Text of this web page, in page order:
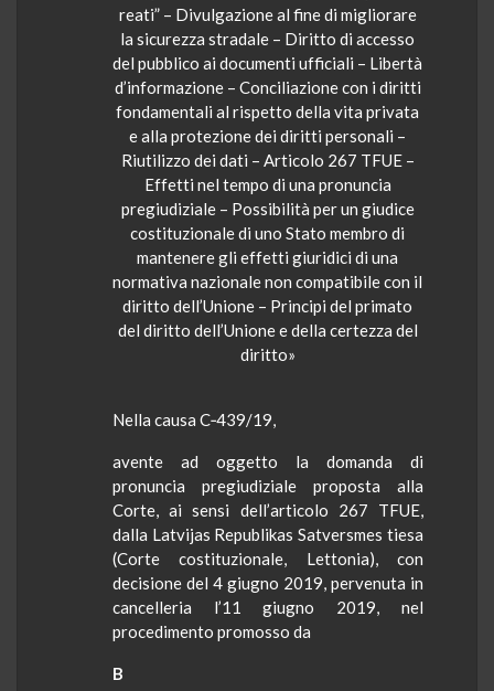
reati” – Divulgazione al fine di migliorare
la sicurezza stradale – Diritto di accesso
del pubblico ai documenti ufficiali – Libertà
d’informazione – Conciliazione con i diritti
fondamentali al rispetto della vita privata
e alla protezione dei diritti personali –
Riutilizzo dei dati – Articolo 267 TFUE –
Effetti nel tempo di una pronuncia
pregiudiziale – Possibilità per un giudice
costituzionale di uno Stato membro di
mantenere gli effetti giuridici di una
normativa nazionale non compatibile con il
diritto dell’Unione – Principi del primato
del diritto dell’Unione e della certezza del
diritto»
Nella causa C‑439/19,
avente ad oggetto la domanda di
pronuncia pregiudiziale proposta alla
Corte, ai sensi dell’articolo 267 TFUE,
dalla Latvijas Republikas Satversmes tiesa
(Corte costituzionale, Lettonia), con
decisione del 4 giugno 2019, pervenuta in
cancelleria l’11 giugno 2019, nel
procedimento promosso da
B